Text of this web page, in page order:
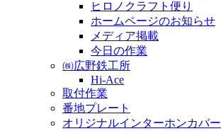
ヒロノクラフト便り
ホームページのお知らせ
メディア掲載
今日の作業
㈱広野鉄工所
Hi-Ace
取付作業
番地プレート
オリジナルインターホンカバー